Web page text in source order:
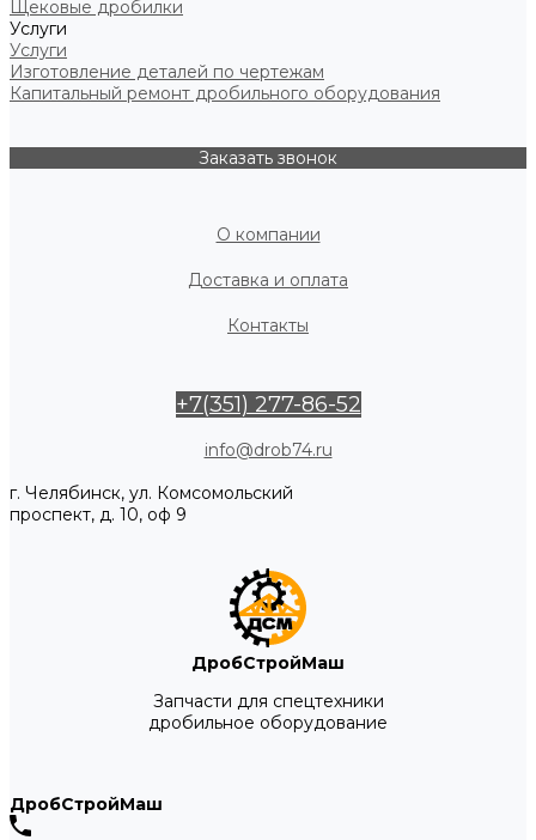
Щековые дробилки
Услуги
Услуги
Изготовление деталей по чертежам
Капитальный ремонт дробильного оборудования
Заказать звонок
О компании
Доставка и оплата
Контакты
+7(351) 277-86-52
info@drob74.ru
г. Челябинск, ул. Комсомольский
проспект, д. 10, оф 9
ДробСтройМаш
Запчасти для спецтехники
дробильное оборудование
ДробСтройМаш